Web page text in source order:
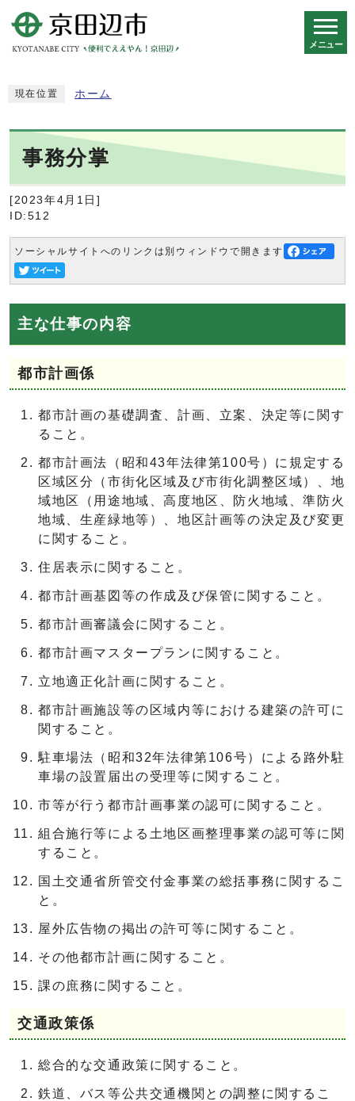
メニュー
現在位置 ホーム
事務分掌
[2023年4月1日]
ID:512
ソーシャルサイトへのリンクは別ウィンドウで開きます
主な仕事の内容
都市計画係
都市計画の基礎調査、計画、立案、決定等に関す
ること。
都市計画法（昭和43年法律第100号）に規定する
区域区分（市街化区域及び市街化調整区域）、地
域地区（用途地域、高度地区、防火地域、準防火
地域、生産緑地等）、地区計画等の決定及び変更
に関すること。
住居表示に関すること。
都市計画基図等の作成及び保管に関すること。
都市計画審議会に関すること。
都市計画マスタープランに関すること。
立地適正化計画に関すること。
都市計画施設等の区域内等における建築の許可に
関すること。
駐車場法（昭和32年法律第106号）による路外駐
車場の設置届出の受理等に関すること。
市等が行う都市計画事業の認可に関すること。
組合施行等による土地区画整理事業の認可等に関
すること。
国土交通省所管交付金事業の総括事務に関するこ
と。
屋外広告物の掲出の許可等に関すること。
その他都市計画に関すること。
課の庶務に関すること。
交通政策係
総合的な交通政策に関すること。
鉄道、バス等公共交通機関との調整に関するこ